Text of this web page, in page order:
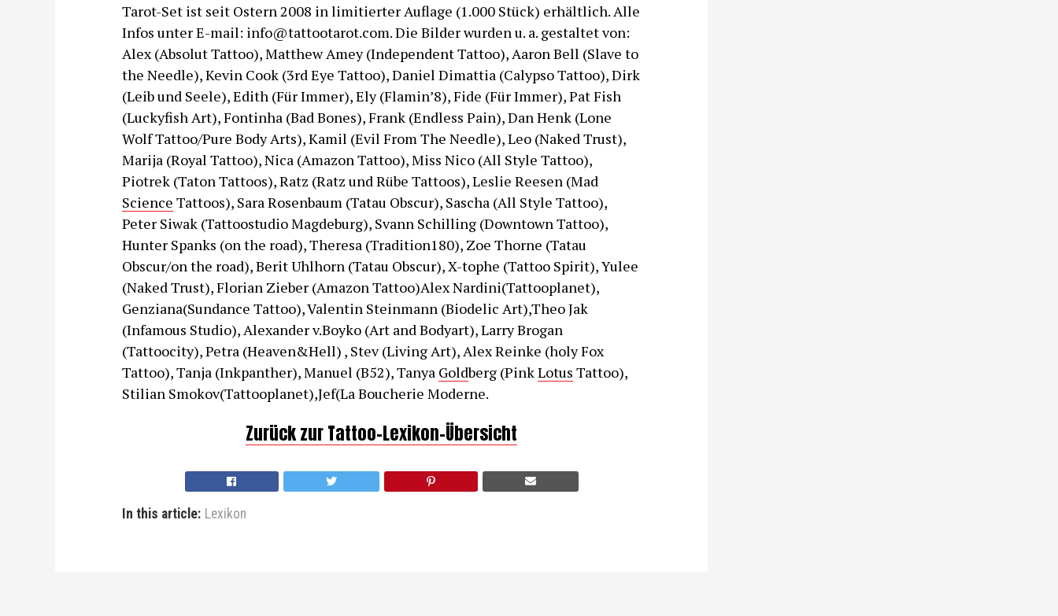
Tarot-Set ist seit Ostern 2008 in limitierter Auflage (1.000 Stück) erhältlich. Alle
Infos unter E-mail: info@tattootarot.com. Die Bilder wurden u. a. gestaltet von:
Alex (Absolut Tattoo), Matthew Amey (Independent Tattoo), Aaron Bell (Slave to
the Needle), Kevin Cook (3rd Eye Tattoo), Daniel Dimattia (Calypso Tattoo), Dirk
(Leib und Seele), Edith (Für Immer), Ely (Flamin’8), Fide (Für Immer), Pat Fish
(Luckyfish Art), Fontinha (Bad Bones), Frank (Endless Pain), Dan Henk (Lone
Wolf Tattoo/Pure Body Arts), Kamil (Evil From The Needle), Leo (Naked Trust),
Marija (Royal Tattoo), Nica (Amazon Tattoo), Miss Nico (All Style Tattoo),
Piotrek (Taton Tattoos), Ratz (Ratz und Rübe Tattoos), Leslie Reesen (Mad
Science Tattoos), Sara Rosenbaum (Tatau Obscur), Sascha (All Style Tattoo),
Peter Siwak (Tattoostudio Magdeburg), Svann Schilling (Downtown Tattoo),
Hunter Spanks (on the road), Theresa (Tradition180), Zoe Thorne (Tatau
Obscur/on the road), Berit Uhlhorn (Tatau Obscur), X-tophe (Tattoo Spirit), Yulee
(Naked Trust), Florian Zieber (Amazon Tattoo)Alex Nardini(Tattooplanet),
Genziana(Sundance Tattoo), Valentin Steinmann (Biodelic Art),Theo Jak
(Infamous Studio), Alexander v.Boyko (Art and Bodyart), Larry Brogan
(Tattoocity), Petra (Heaven&Hell) , Stev (Living Art), Alex Reinke (holy Fox
Tattoo), Tanja (Inkpanther), Manuel (B52), Tanya Goldberg (PinkLotus Tattoo),
Stilian Smokov(Tattooplanet),Jef(La Boucherie Moderne.
Zurück zur Tattoo-Lexikon-Übersicht
In this article: Lexikon